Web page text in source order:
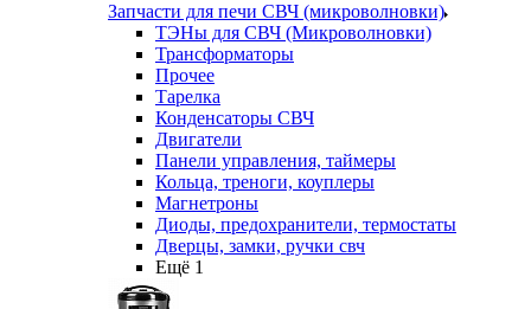
Запчасти для печи СВЧ (микроволновки)
ТЭНы для СВЧ (Микроволновки)
Трансформаторы
Прочее
Тарелка
Конденсаторы СВЧ
Двигатели
Панели управления, таймеры
Кольца, треноги, коуплеры
Магнетроны
Диоды, предохранители, термостаты
Дверцы, замки, ручки свч
Ещё 1